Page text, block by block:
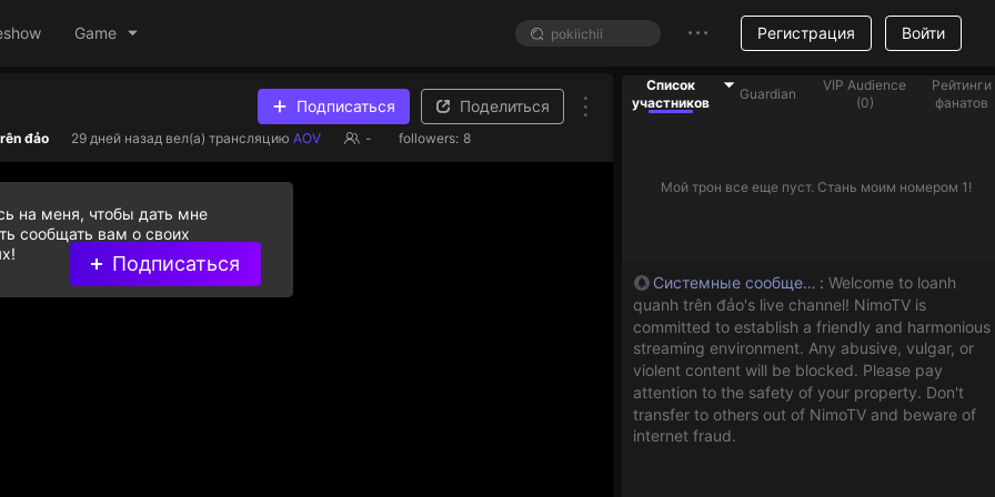
Game Регистрация Войти
Подписаться Поделиться
đảo 29 дней назад вел(а) трансляциюAOV - followers: 8
на меня, чтобы дать мне
сообщать вам о своих
Подписаться
Список
участников
Guardian
VIP Audience
(0)
Рейтинги
фанатов
Мой трон все еще пуст. Стань моим номером 1!
: Welcome to loanh
quanh trên đảo's live channel! NimoTV is
committed to establish a friendly and harmonious
streaming environment. Any abusive, vulgar, or
violent content will be blocked. Please pay
attention to the safety of your property. Don't
transfer to others out of NimoTV and beware of
internet fraud.